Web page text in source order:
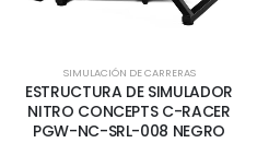
SIMULACIÓN DE CARRERAS
ESTRUCTURA DE SIMULADOR
NITRO CONCEPTS C-RACER
PGW-NC-SRL-008 NEGRO